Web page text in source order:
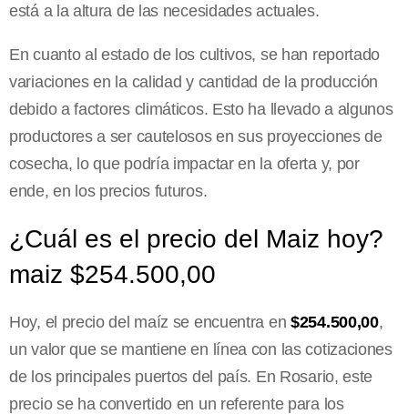
está a la altura de las necesidades actuales.
En cuanto al estado de los cultivos, se han reportado
variaciones en la calidad y cantidad de la producción
debido a factores climáticos. Esto ha llevado a algunos
productores a ser cautelosos en sus proyecciones de
cosecha, lo que podría impactar en la oferta y, por
ende, en los precios futuros.
¿Cuál es el precio del Maiz hoy?
maiz $254.500,00
Hoy, el precio del maíz se encuentra en $254.500,00,
un valor que se mantiene en línea con las cotizaciones
de los principales puertos del país. En Rosario, este
precio se ha convertido en un referente para los